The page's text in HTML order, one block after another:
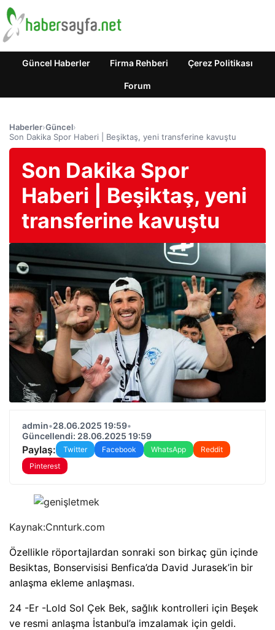
Güncel Haberler Firma Rehberi Çerez Politikası
Forum
Haberler›Güncel›
Son Dakika Spor Haberi | Beşiktaş, yeni transferine kavuştu
Son Dakika Spor
Haberi | Beşiktaş, yeni
transferine kavuştu
admin•28.06.2025 19:59•
Güncellendi: 28.06.2025 19:59
Paylaş: Twitter Facebook WhatsApp
Reddit
Pinterest
Kaynak:Cnnturk.com
Özellikle röportajlardan sonraki son birkaç gün içinde
Besiktas, Bonservisisi Benfica’da David Jurasek’in bir
anlaşma ekleme anlaşması.
24 -Er -Lold Sol Çek Bek, sağlık kontrolleri için Beşek
ve resmi anlaşma İstanbul’a imzalamak için geldi.